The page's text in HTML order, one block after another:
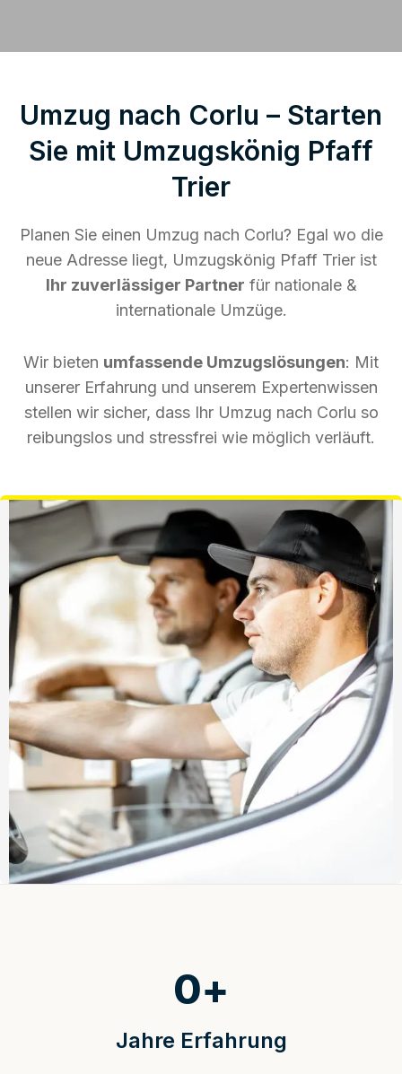
Umzug nach Corlu – Starten
Sie mit Umzugskönig Pfaff
Trier
Planen Sie einen Umzug nach Corlu? Egal wo die
neue Adresse liegt, Umzugskönig Pfaff Trier ist
Ihr zuverlässiger Partner für nationale &
internationale Umzüge.
Wir bieten umfassende Umzugslösungen: Mit
unserer Erfahrung und unserem Expertenwissen
stellen wir sicher, dass Ihr Umzug nach Corlu so
reibungslos und stressfrei wie möglich verläuft.
Jahre Erfahrung
0+